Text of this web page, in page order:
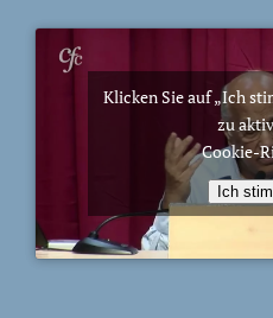
Klicken Sie auf „Ich
zu
Cookie-
Ich